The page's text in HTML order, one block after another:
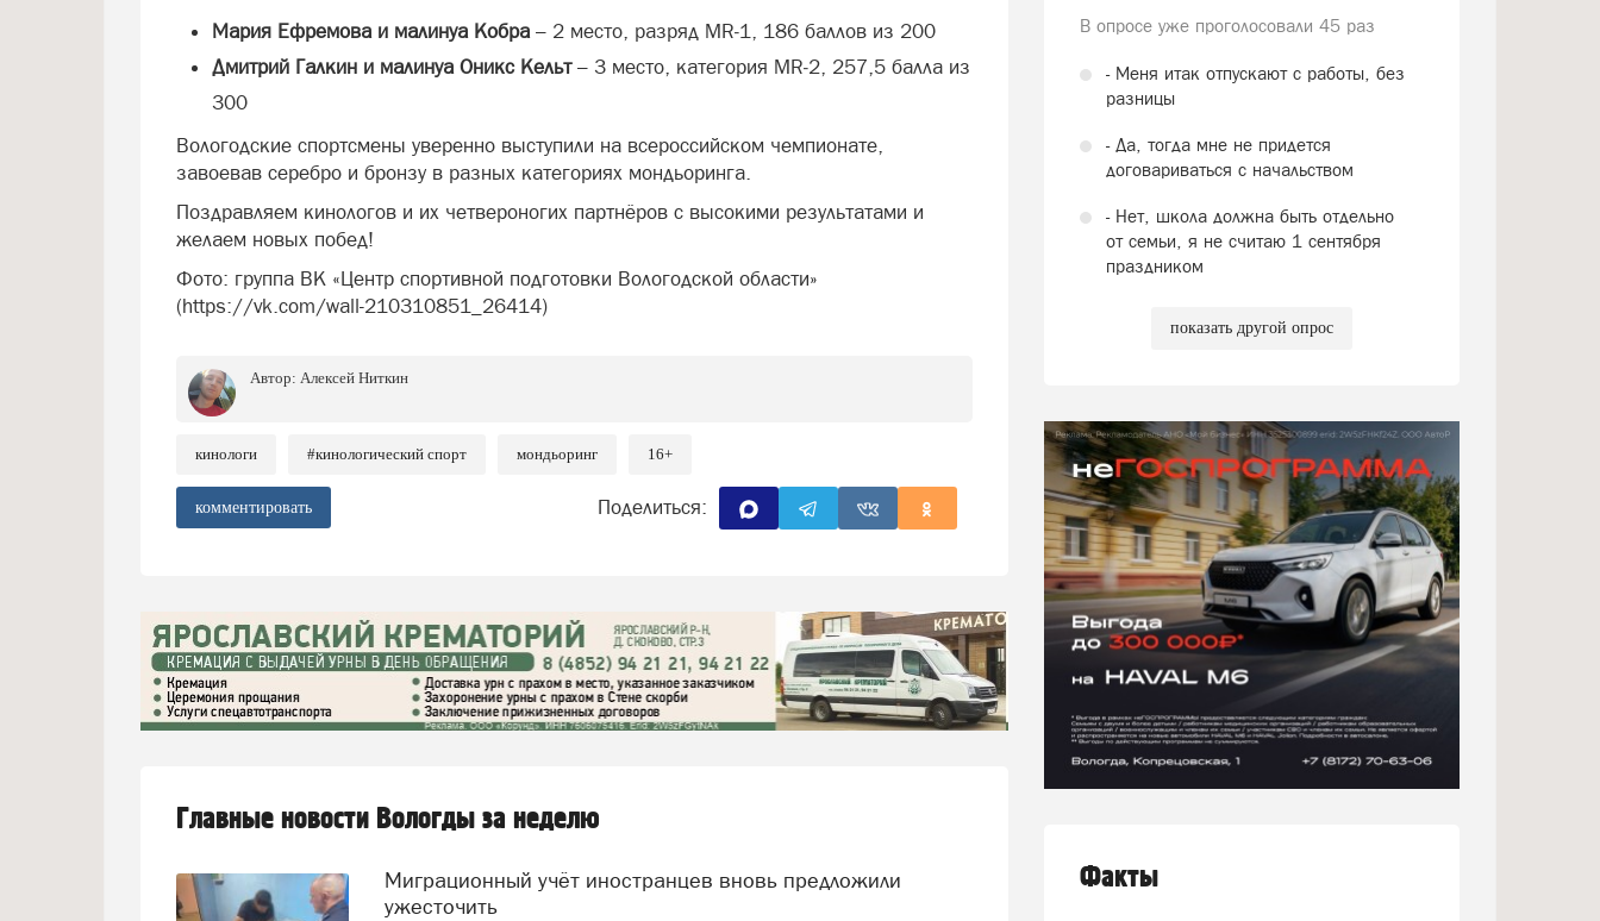
Мария Ефремова и малинуа Кобра– 2 место, разряд MR‑1, 186 баллов из 200
Дмитрий Галкин и малинуа Оникс Кельт– 3 место, категория MR‑2, 257,5 балла из
300
Вологодские спортсмены уверенно выступили на всероссийском чемпионате,
завоевав серебро и бронзу в разных категориях мондьоринга.
Поздравляем кинологов и их четвероногих партнёров с высокими результатами и
желаем новых побед!
Фото: группа ВК «Центр спортивной подготовки Вологодской области»
(https://vk.com/wall-210310851_26414)
Автор: Алексей Ниткин
кинологи #кинологический спорт мондьоринг 16+
комментировать Поделиться:
Главные новости Вологды за неделю
Миграционный учёт иностранцев вновь предложили
ужесточить
В опросе уже проголосовали 45 раз
- Меня итак отпускают с работы, без
разницы
- Да, тогда мне не придется
договариваться с начальством
- Нет, школа должна быть отдельно
от семьи, я не считаю 1 сентября
праздником
показать другой опрос
Факты